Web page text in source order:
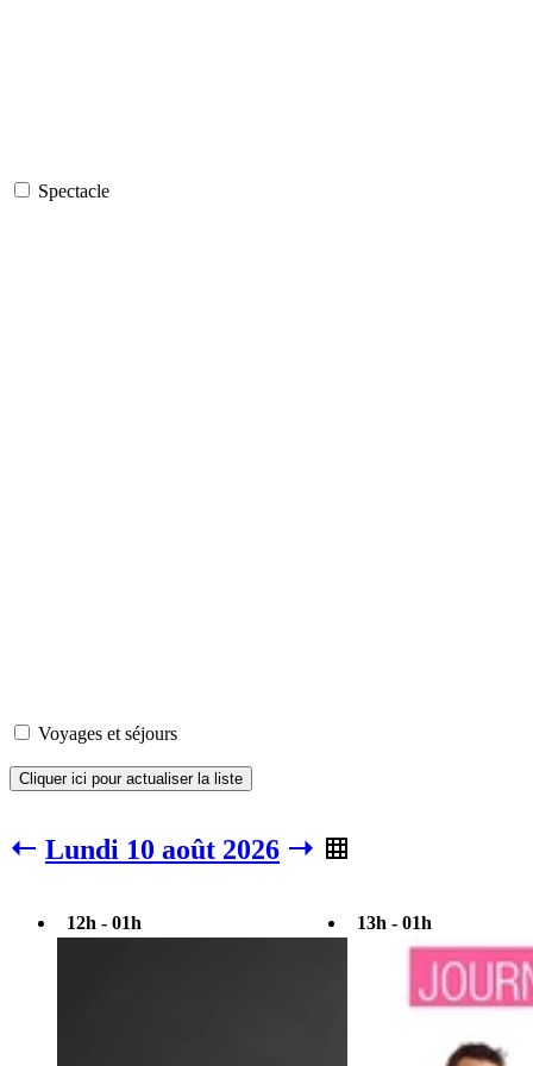
Spectacle
Voyages et séjours
Cliquer ici pour actualiser la liste
Lundi 10 août 2026
12h - 01h 13h - 01h